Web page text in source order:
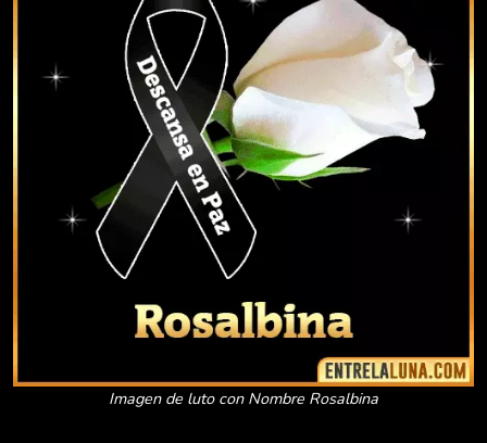
Imagen de luto con Nombre Rosalbina